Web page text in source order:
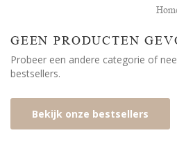
GEEN PRODUCTEN
Probeer een andere categorie of
bestsellers.
Bekijk onze bestsellers